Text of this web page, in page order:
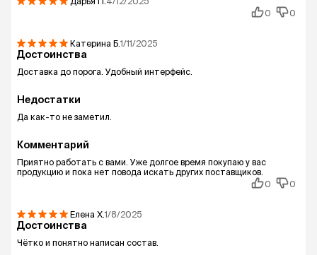
0
0
Катерина Б.1/11/2025
Достоинства
Доставка до порога. Удобный интерфейс.
Недостатки
Да как-то не заметил.
Комментарий
Приятно работать с вами. Уже долгое время покупаю у вас
продукцию и пока нет повода искать других поставщиков.
0
0
Елена Х.1/8/2025
Достоинства
Чëтко и понятно написан состав.